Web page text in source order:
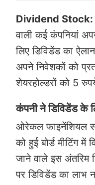
Dividend Stock:
वाली कई कंपनियां
लिए डिविडेंड का
अपने निवेशकों को
शेयरहोल्डरों को 5
कंपनी ने डिविडेंड के
ओरेकल फाइनेंशियल
को हुई बोर्ड मीटिंग
जाने वाले इस अंतरिम
पर डिविडेंड का लाभ